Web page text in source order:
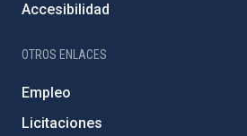
Accesibilidad
OTROS ENLACES
Empleo
Licitaciones